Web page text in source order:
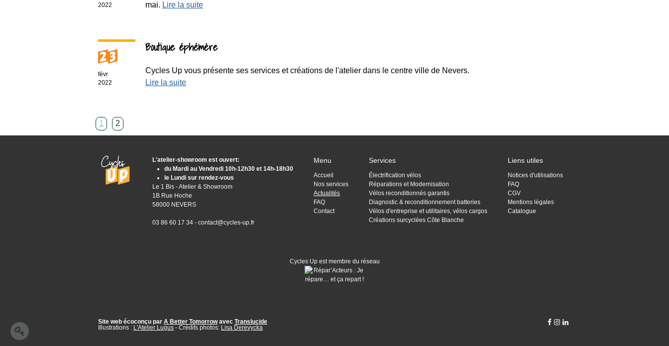
2022
mai. Lire la suite
23
févr
2022
Boutique éphémère
Cycles Up vous présente ses services et créations de l'atelier dans le centre ville de Nevers.
Lire la suite
1 2
L'atelier-showroom est ouvert:
du Mardi au Vendredi 10h-12h30 et 14h-18h30
le Lundi sur rendez-vous
Le 1 Bis - Atelier & Showroom
1B Rue Hoche
58000 NEVERS
03 86 60 17 34 - contact@cycles-up.fr
Menu
Accueil
Nos services
Actualités
FAQ
Contact
Services
Électrification vélos
Réparations et Modernisation
Vélos reconditionnés garantis
Diagnostic & reconditionnement batteries
Vélos d'entreprise et utilitaires, vélos cargos
Créations surcyclées Côte Blanche
Liens utiles
Notices d'utilisations
FAQ
CGV
Mentions légales
Catalogue
Cycles Up est membre du réseau
Site web écoconçu par A Better Tomorrowavec Translucide
Illustrations : L'Atelier Lugus - Crédits photos: Lisa Derevycka
  